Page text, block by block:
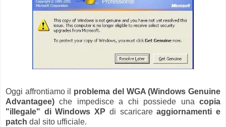
Oggi affrontiamo il problema del WGA (Windows Genuine
Advantagee) che impedisce a chi possiede una copia
"illegale" di Windows XP di scaricareaggiornamenti e
patch dal sito ufficiale.